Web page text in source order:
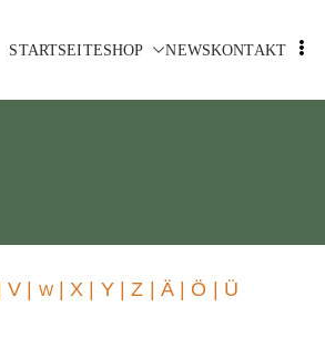
STARTSEITESHOP NEWSKONTAKT
| V | W| X | Y | Z | Ä | Ö | Ü